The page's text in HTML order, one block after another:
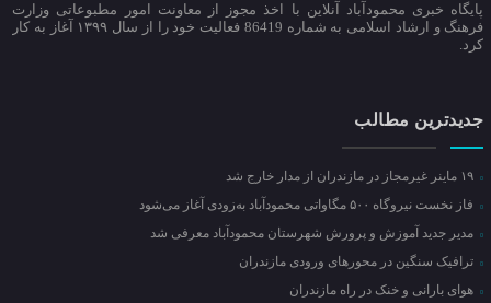
پایگاه خبری محمودآباد آنلاین با اخذ مجوز از معاونت امور مطبوعاتی وزارت
فرهنگ و ارشاد اسلامی به شماره 86419 فعالیت خود را از سال ۱۳۹۹ آغاز به کار
کرد.
جدیدترین مطالب
فاز نخست نیروگاه ۵۰۰ مگاواتی محمودآباد به‌زودی آغاز می‌شود
مدیر جدید آموزش و پرورش شهرستان محمودآباد معرفی شد
ترافیک سنگین در محور‌های ورودی مازندران
هوای بارانی و خنک در راه مازندران